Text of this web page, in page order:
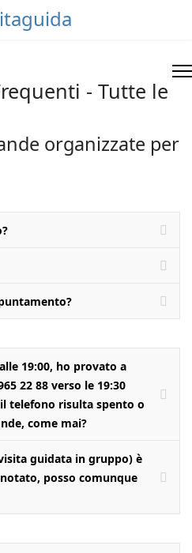
- Tutte le
organizzate per
19:00, ho provato a
22 88 verso le 19:30
telefono risulta spento o
come mai?
guidata in gruppo) è
posso comunque